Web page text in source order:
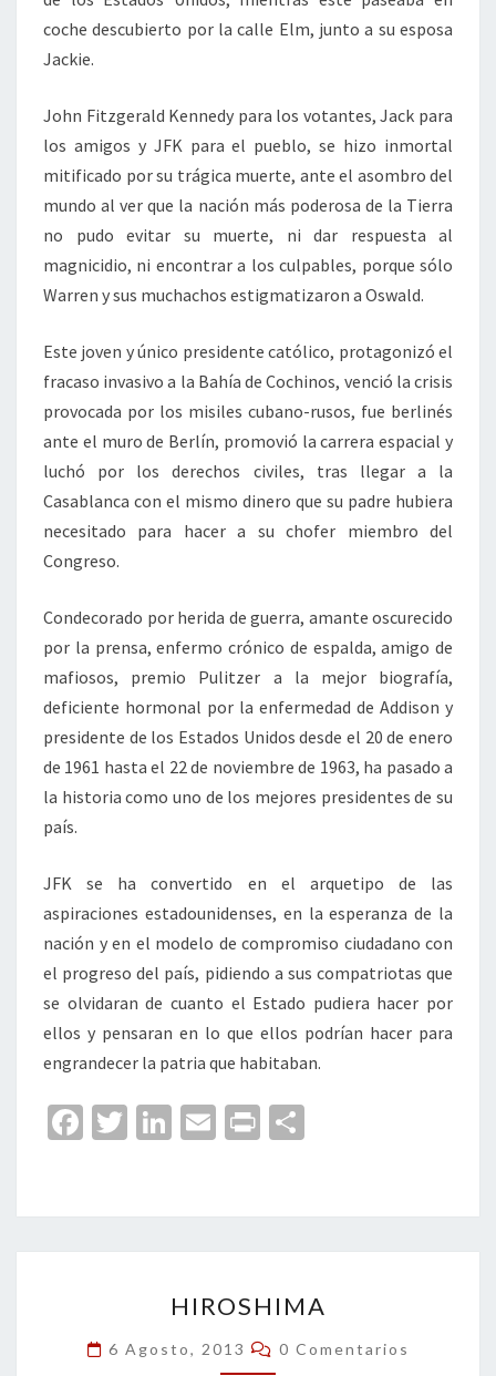
coche descubierto por la calle Elm, junto a su esposa
Jackie.
John Fitzgerald Kennedy para los votantes, Jack para
los amigos y JFK para el pueblo, se hizo inmortal
mitificado por su trágica muerte, ante el asombro del
mundo al ver que la nación más poderosa de la Tierra
no pudo evitar su muerte, ni dar respuesta al
magnicidio, ni encontrar a los culpables, porque sólo
Warren y sus muchachos estigmatizaron a Oswald.
Este joven y único presidente católico, protagonizó el
fracaso invasivo a la Bahía de Cochinos, venció la crisis
provocada por los misiles cubano-rusos, fue berlinés
ante el muro de Berlín, promovió la carrera espacial y
luchó por los derechos civiles, tras llegar a la
Casablanca con el mismo dinero que su padre hubiera
necesitado para hacer a su chofer miembro del
Congreso.
Condecorado por herida de guerra, amante oscurecido
por la prensa, enfermo crónico de espalda, amigo de
mafiosos, premio Pulitzer a la mejor biografía,
deficiente hormonal por la enfermedad de Addison y
presidente de los Estados Unidos desde el 20 de enero
de 1961 hasta el 22 de noviembre de 1963, ha pasado a
la historia como uno de los mejores presidentes de su
país.
JFK se ha convertido en el arquetipo de las
aspiraciones estadounidenses, en la esperanza de la
nación y en el modelo de compromiso ciudadano con
el progreso del país, pidiendo a sus compatriotas que
se olvidaran de cuanto el Estado pudiera hacer por
ellos y pensaran en lo que ellos podrían hacer para
engrandecer la patria que habitaban.
Fa
o
o
T
er
Li
dI
n
E
l
Pr
p
ar
tir
HIROSHIMA
6 Agosto, 2013 Comentarios
0 Comentarios